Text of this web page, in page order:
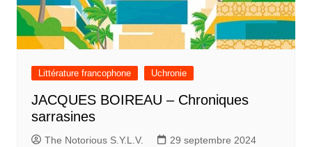
Littérature francophone Uchronie
JACQUES BOIREAU – Chroniques
sarrasines
The Notorious S.Y.L.V.
29 septembre 2024